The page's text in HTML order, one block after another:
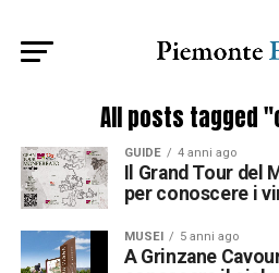
All posts tagged
GUIDE 4 anni ago
Il Grand Tour
per conoscere i
MUSEI 5 anni ago
A Grinzane